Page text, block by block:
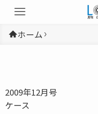
ホーム
2009年12月号
ケース